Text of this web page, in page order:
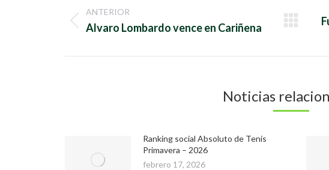
entre
publicaciones
ANTERIOR
Publicación
Alvaro Lombardo vence en Cariñena
Noticias
Ranking social Absoluto de Tenis
Primavera – 2026
febrero 17, 2026